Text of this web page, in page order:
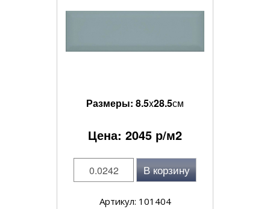
Размеры: 8.5x28.5см
Цена: 2045 р/м2
В корзину
Артикул: 101404